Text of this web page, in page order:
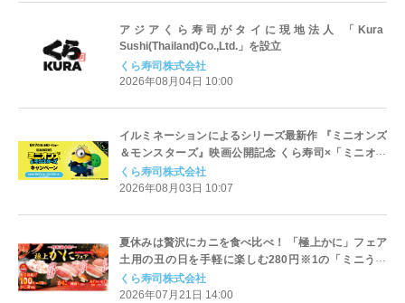
アジアくら寿司がタイに現地法人 「Kura
Sushi(Thailand)Co.,Ltd.」を設立
くら寿司株式会社
2026年08月04日 10:00
イルミネーションによるシリーズ最新作 『ミニオンズ
＆モンスターズ』映画公開記念 くら寿司×「ミニオン
ズ」初のコラボキャンペーン ～8月7日（金）から全国
のくら寿司で開催～
くら寿司株式会社
2026年08月03日 10:07
夏休みは贅沢にカニを食べ比べ！ 「極上かに」フェア
土用の丑の日を手軽に楽しむ280円※1の「ミニうな
丼」も登場！ ―7月24日（金）より期間・数量限定で
販売―
くら寿司株式会社
2026年07月21日 14:00